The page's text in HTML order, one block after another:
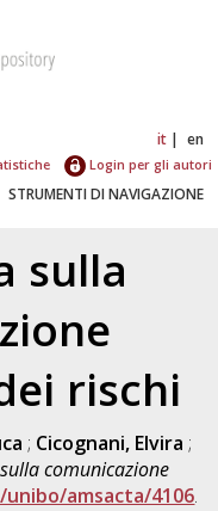
it en
Login per gli autori
STRUMENTI DI NAVIGAZIONE
sulla
rischi
; Cicognani, Elvira ;
comunicazione
unibo/amsacta/4106.